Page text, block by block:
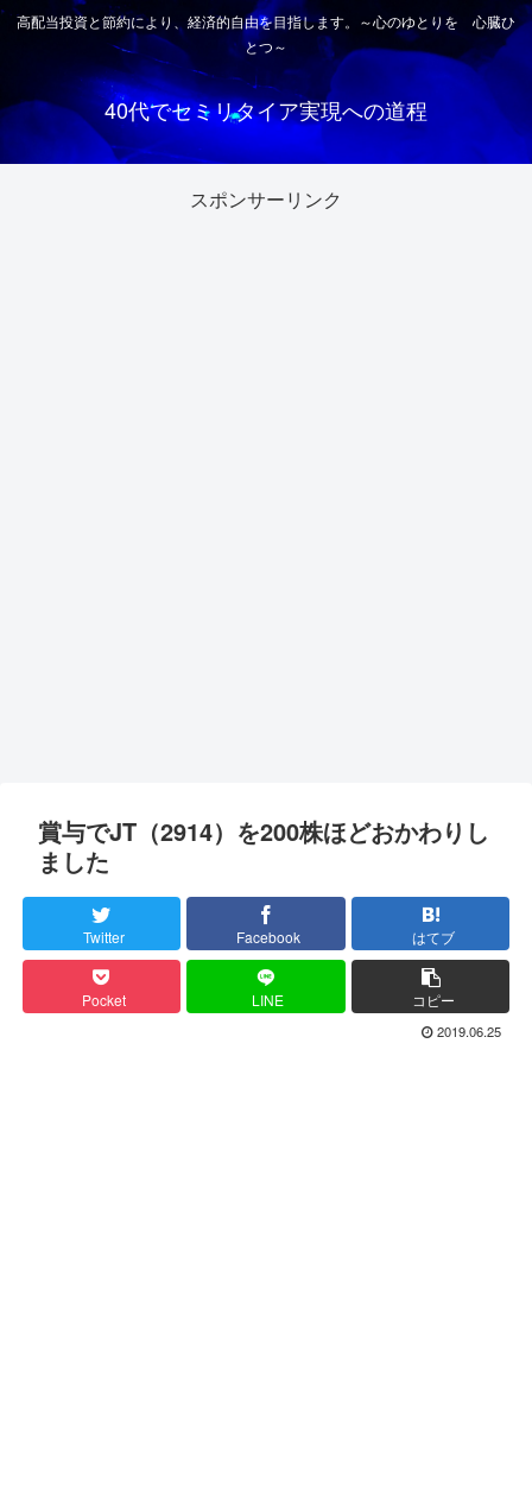
高配当投資と節約により、経済的自由を目指します。～心のゆとりを 心臓ひ
とつ～
40代でセミリタイア実現への道程
スポンサーリンク
賞与でJT（2914）を200株ほどおかわりし
ました
Twitter Facebook はてブ
Pocket LINE コピー
2019.06.25